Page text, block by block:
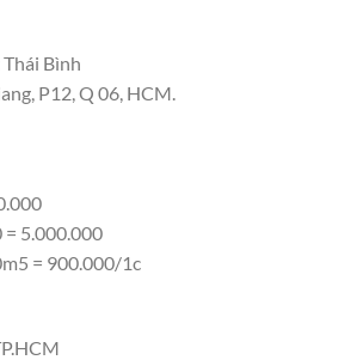
Bình
P12, Q 06, HCM.
5.000.000
= 900.000/1c